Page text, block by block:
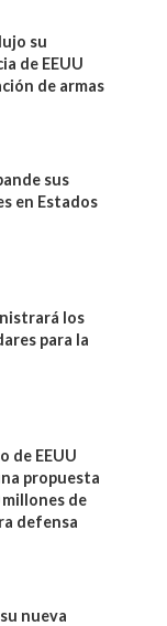
su
de EEUU
de armas
sus
en Estados
los
para la
de EEUU
propuesta
millones de
defensa
nueva